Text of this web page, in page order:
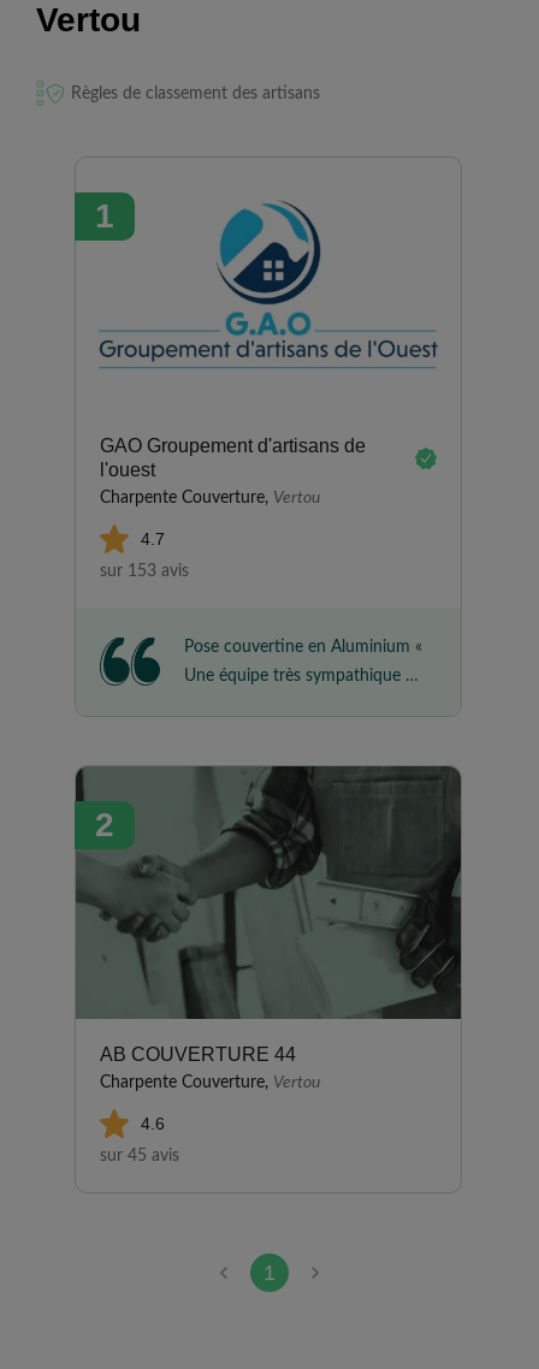
Vertou
Règles de classement des artisans
1
GAO Groupement d'artisans de
l'ouest
Charpente Couverture, Vertou
4.7
sur 153 avis
Pose couvertine en Aluminium «
Une équipe très sympathique et
réactivité. »
2
AB COUVERTURE 44
Charpente Couverture, Vertou
4.6
sur 45 avis
1